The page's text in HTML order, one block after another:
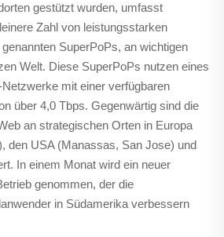
gestützt wurden, umfasst
Zahl von leistungsstarken
SuperPoPs, an wichtigen
Welt. Diese SuperPoPs nutzen eines
mit einer verfügbaren
über 4,0 Tbps. Gegenwärtig sind die
an strategischen Orten in Europa
den USA (Manassas, San Jose) und
In einem Monat wird ein neuer
genommen, der die
in Südamerika verbessern